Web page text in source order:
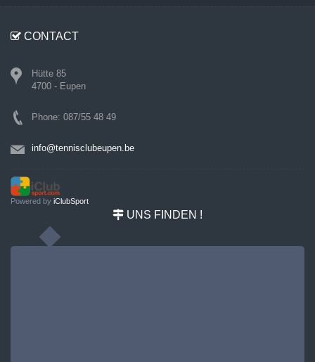
CONTACT
Hütte 85
4700 - Eupen
Phone: 087/55 48 49
info@tennisclubeupen.be
Powered by iClubSport
UNS FINDEN !